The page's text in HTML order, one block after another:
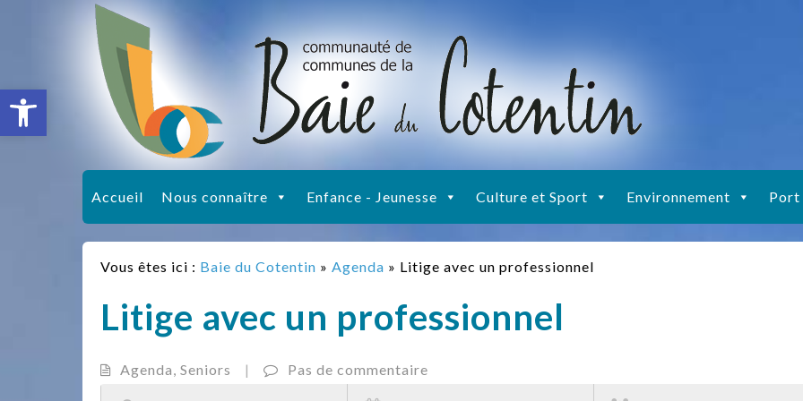
Ouvrir la barre d’outils
Accueil Nous connaître Enfance - Jeunesse Culture et Sport Environnement Port
Vous êtes ici : Baie du Cotentin » Agenda » Litige avec un professionnel
Litige avec un professionnel
Agenda, Seniors | Pas de commentaire